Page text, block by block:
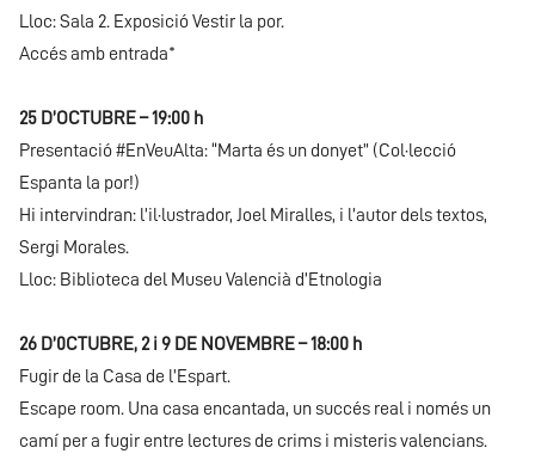
Lloc: Sala 2. Exposició Vestir la por.
Accés amb entrada*
25 D’OCTUBRE – 19:00 h
Presentació #EnVeuAlta: “Marta és un donyet” (Col·lecció
Espanta la por!)
Hi intervindran: l’il·lustrador, Joel Miralles, i l’autor dels textos,
Sergi Morales.
Lloc: Biblioteca del Museu Valencià d’Etnologia
26 D’0CTUBRE, 2 i 9 DE NOVEMBRE – 18:00 h
Fugir de la Casa de l’Espart.
Escape room. Una casa encantada, un succés real i només un
camí per a fugir entre lectures de crims i misteris valencians.